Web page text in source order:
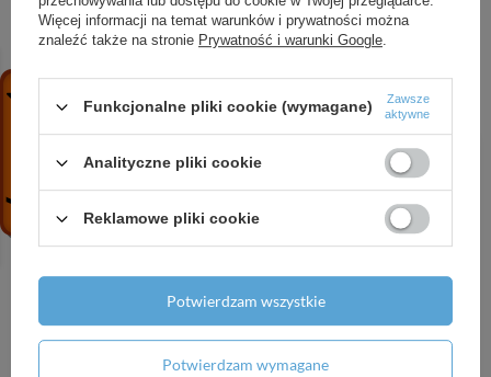
POLECAMY
NORMATEK One Shot
Corleone neutralizator
zapachów 600 ml
NORMATEK One Shot
Halk neutralizator
zapachów 600 ml
Więcej informacji na temat warunków i prywatności można
znaleźć także na stronie Prywatność i warunki Google.
Funkcjonalne pliki cookie (wymagane)
Zawsze
aktywne
Analityczne pliki cookie
Reklamowe pliki cookie
Potwierdzam wymagane
Potwierdzam wszystkie